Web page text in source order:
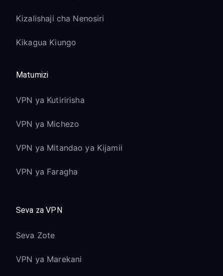
Kizalishaji cha Nenosiri
Kikagua Kiungo
Matumizi
VPN ya Kutiririsha
VPN ya Michezo
VPN ya Mitandao ya Kijamii
VPN ya Faragha
Seva za VPN
Seva Zote
VPN ya Marekani